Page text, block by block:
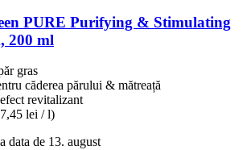
PURE Purifying & Stimulating
200 ml
gras
căderea părului & mătreață
revitalizant
lei / l)
data de 13. august